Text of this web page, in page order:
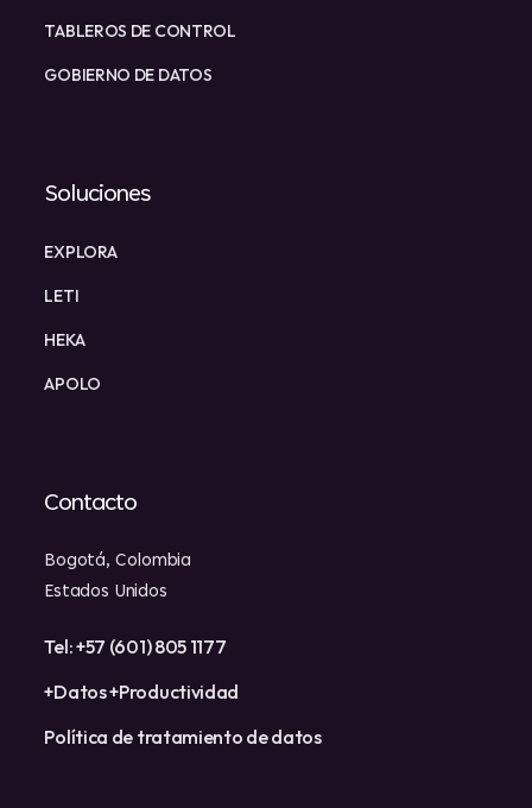
TABLEROS DE CONTROL
GOBIERNO DE DATOS
Soluciones
EXPLORA
LETI
HEKA
APOLO
Contacto
Bogotá, Colombia
Estados Unidos
Tel: +57 (601) 805 1177
+Datos +Productividad
Política de tratamiento de datos